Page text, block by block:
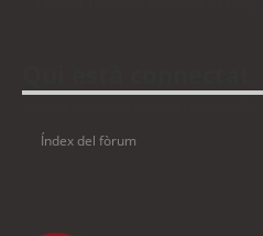
Índex del fòrum